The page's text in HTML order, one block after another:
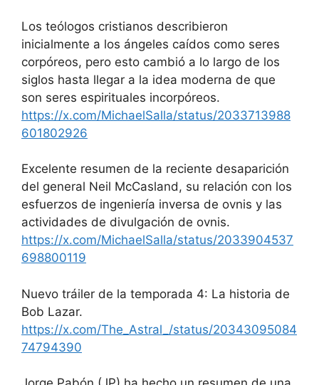
Los teólogos cristianos describieron
inicialmente a los ángeles caídos como seres
corpóreos, pero esto cambió a lo largo de los
siglos hasta llegar a la idea moderna de que
son seres espirituales incorpóreos.
https://x.com/MichaelSalla/status/2033713988
601802926
Excelente resumen de la reciente desaparición
del general Neil McCasland, su relación con los
esfuerzos de ingeniería inversa de ovnis y las
actividades de divulgación de ovnis.
https://x.com/MichaelSalla/status/2033904537
698800119
Nuevo tráiler de la temporada 4: La historia de
Bob Lazar.
https://x.com/The_Astral_/status/20343095084
74794390